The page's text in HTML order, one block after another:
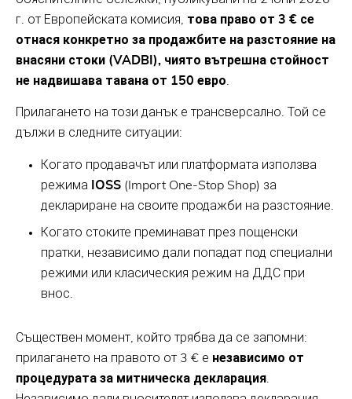
г. от Европейската комисия, това право от 3 € се
отнася конкретно за продажбите на разстояние на
внасяни стоки (VADBI), чиято вътрешна стойност
не надвишава тавана от 150 евро
Прилагането на този данък е трансверсално. Той се
дължи в следните ситуации:
Когато продавачът или платформата използва
режима
IOSS (Import One-Stop Shop) за
деклариране на своите продажби на разстояние.
Когато стоките преминават през пощенски
пратки, независимо дали попадат под специални
режими или класическия режим на ДДС при
внос.
Съществен момент, който трябва да се запомни:
прилагането на правото от 3 € е независимо от
процедурата за митническа декларация